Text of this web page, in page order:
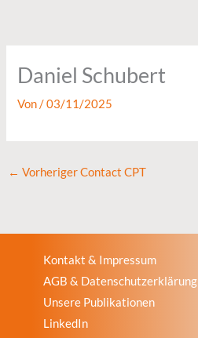
Daniel Schubert
Von/03/11/2025
← Vorheriger Contact CPT
Kontakt & Impressum
AGB & Datenschutzerklärung
Unsere Publikationen
LinkedIn